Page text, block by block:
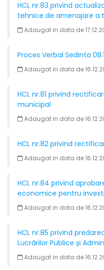
HCL nr.83 privind
tehnice de amenajare a
Adaugat in data de
Proces Verbal Sedinta
Adaugat in data de
HCL nr.81 privind
municipal
Adaugat in data de
HCL nr.82 privind
Adaugat in data de
HCL nr.84 privind
economice pentru
Adaugat in data de
HCL nr.85 privind
Lucrărilor Publice și
Adaugat in data de